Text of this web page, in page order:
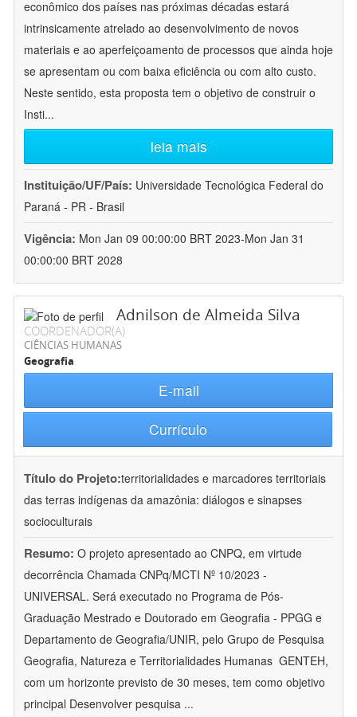
econômico dos países nas próximas décadas estará
intrinsicamente atrelado ao desenvolvimento de novos
materiais e ao aperfeiçoamento de processos que ainda hoje
se apresentam ou com baixa eficiência ou com alto custo.
Neste sentido, esta proposta tem o objetivo de construir o
Insti...
leia mais
Instituição/UF/País: Universidade Tecnológica Federal do
Paraná - PR - Brasil
Vigência: Mon Jan 09 00:00:00 BRT 2023-Mon Jan 31
00:00:00 BRT 2028
Adnilson de Almeida Silva
COORDENADOR(A)
CIÊNCIAS HUMANAS
Geografia
E-mail
Currículo
Título do Projeto:territorialidades e marcadores territoriais
das terras indígenas da amazônia: diálogos e sinapses
socioculturais
Resumo: O projeto apresentado ao CNPQ, em virtude
decorrência Chamada CNPq/MCTI Nº 10/2023 -
UNIVERSAL. Será executado no Programa de Pós-
Graduação Mestrado e Doutorado em Geografia - PPGG e
Departamento de Geografia/UNIR, pelo Grupo de Pesquisa
Geografia, Natureza e Territorialidades Humanas  GENTEH,
com um horizonte previsto de 30 meses, tem como objetivo
principal Desenvolver pesquisa ...